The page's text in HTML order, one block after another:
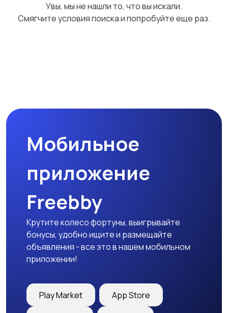
Увы, мы не нашли то, что вы искали.
Смягчите условия поиска и попробуйте еще раз.
Мобильное
приложение
Freebby
Крутите колесо фортуны, выигрывайте
бонусы, удобно ищите и размещайте
объявления - все это в нашем мобильном
приложении!
Play Market App Store